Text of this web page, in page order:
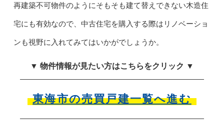
再建築不可物件のようにそもそも建て替えできない木造住
宅にも有効なので、中古住宅を購入する際はリノベーショ
ンも視野に入れてみてはいかがでしょうか。
▼ 物件情報が見たい方はこちらをクリック ▼
東海市の売買戸建一覧へ進む